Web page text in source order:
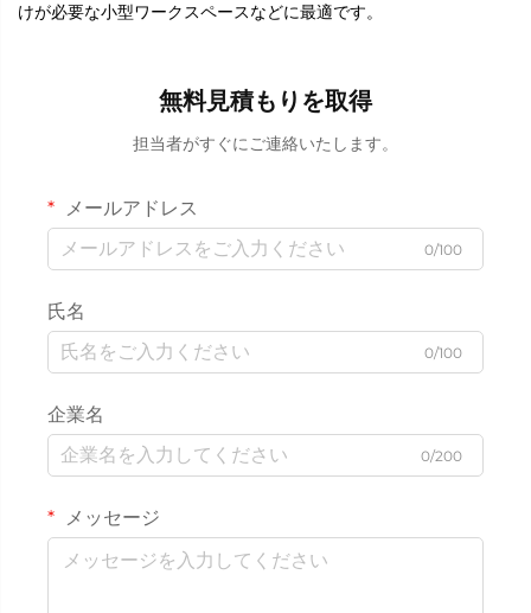
けが必要な小型ワークスペースなどに最適です。
無料見積もりを取得
担当者がすぐにご連絡いたします。
メールアドレス
0/100
氏名
0/100
企業名
0/200
メッセージ